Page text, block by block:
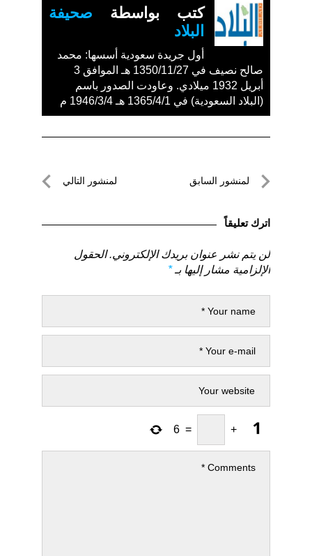
كتب بواسطة صحيفة
البلاد
أول جريدة سعودية أسسها: محمد
صالح نصيف في 1350/11/27 هـ الموافق 3
أبريل 1932 ميلادي. وعاودت الصدور باسم
(البلاد السعودية) في 1365/4/1 هـ 1946/3/4 م
تصفّحلمنشور السابق
السابق
لمنشور التالي
اترك تعليقاً
لن يتم نشر عنوان بريدك الإلكتروني. الحقول
الإلزامية مشار إليها بـ*
+
=
6